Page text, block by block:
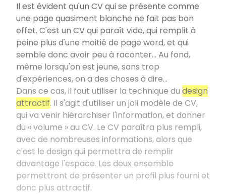
Il est évident qu'un CV qui se présente comme
une page quasiment blanche ne fait pas bon
effet. C'est un CV qui paraît vide, qui remplit à
peine plus d'une moitié de page word, et qui
semble donc avoir peu à raconter… Au fond,
même lorsqu'on est jeune, sans trop
d'expériences, on a des choses à dire...
Dans ce cas, il faut utiliser la technique du design
attractif. Il s'agit d'utiliser un joli modèle de CV,
qui va venir hiérarchiser l'information, et donner
du «volume » au CV. Le CV paraîtra plus rempli,
avec de nombreuses informations, alors que
c'est le design qui permettra de remplir
davantage l'espace. Les deux ensemble
permettront de présenter un profil plus fourni et
donc plus attractif.